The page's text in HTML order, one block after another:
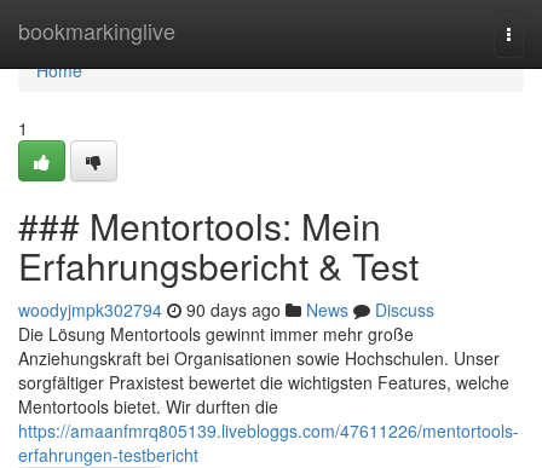
bookmarkinglive
Home
Home
1
### Mentortools: Mein
Erfahrungsbericht & Test
woodyjmpk302794 90 days ago News
Discuss
Die Lösung Mentortools gewinnt immer mehr große
Anziehungskraft bei Organisationen sowie Hochschulen. Unser
sorgfältiger Praxistest bewertet die wichtigsten Features, welche
Mentortools bietet. Wir durften die
https://amaanfmrq805139.livebloggs.com/47611226/mentortools-
erfahrungen-testbericht